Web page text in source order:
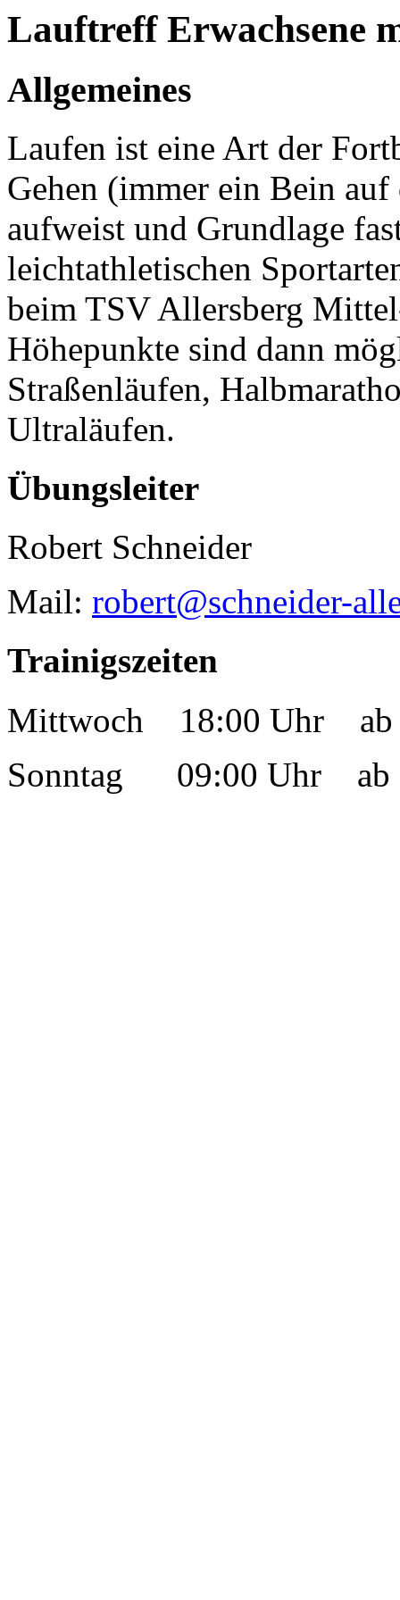
Lauftreff Erwachsene
Allgemeines
Laufen ist eine Art der
Gehen (immer ein Bein auf
aufweist und Grundlage
leichtathletischen
beim TSV Allersberg
Höhepunkte sind dann
Straßenläufen,
Ultraläufen.
Übungsleiter
Robert Schneider
Mail: robert@schneider-
Trainigszeiten
Mittwoch 18:00 Uhr ab
Sonntag 09:00 Uhr ab